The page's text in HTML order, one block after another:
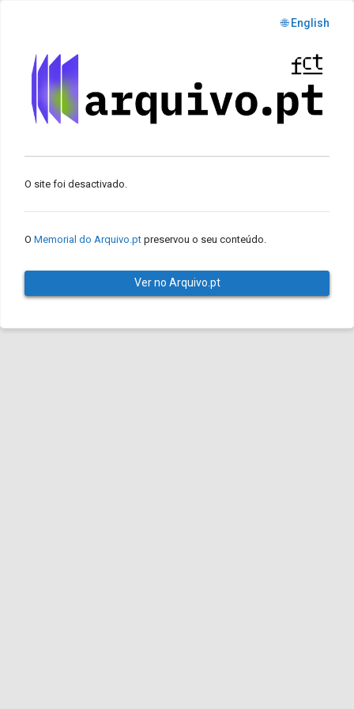
🌐 English
O site foi desactivado.
O Memorial do Arquivo.pt preservou o seu conteúdo.
Ver no Arquivo.pt